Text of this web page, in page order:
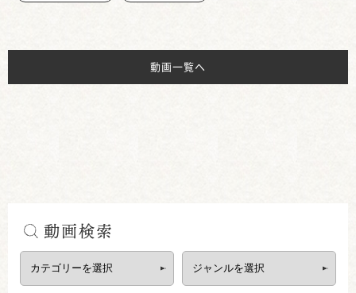
動画一覧へ
動画検索